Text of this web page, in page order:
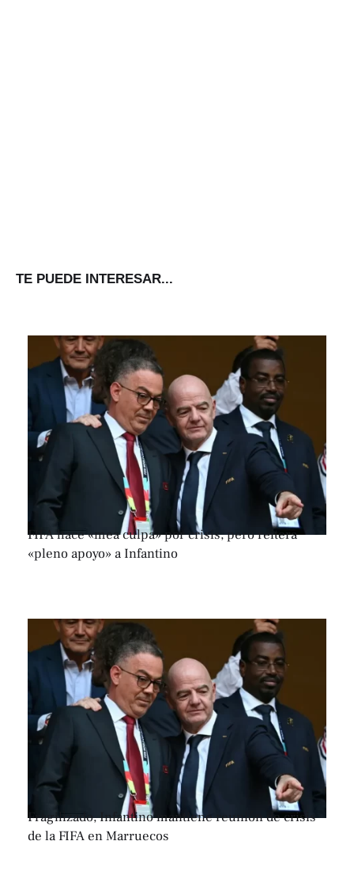
TE PUEDE INTERESAR...
FIFA hace «mea culpa» por crisis, pero reitera
«pleno apoyo» a Infantino
Fragilizado, Infantino mantiene reunión de crisis
de la FIFA en Marruecos